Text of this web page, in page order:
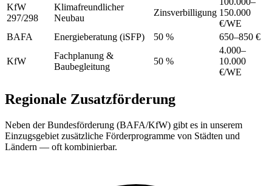
KfW
297/298
Klimafreundlicher
Neubau
Zinsverbilligung 150.000
€/WE
BAFA
Energieberatung (iSFP) 50 % 650–850 €
KfW
Fachplanung &
Baubegleitung
50 %
4.000–
10.000
€/WE
Regionale Zusatzförderung
Neben der Bundesförderung (BAFA/KfW) gibt es in unserem
Einzugsgebiet zusätzliche Förderprogramme von Städten und
Ländern — oft kombinierbar.